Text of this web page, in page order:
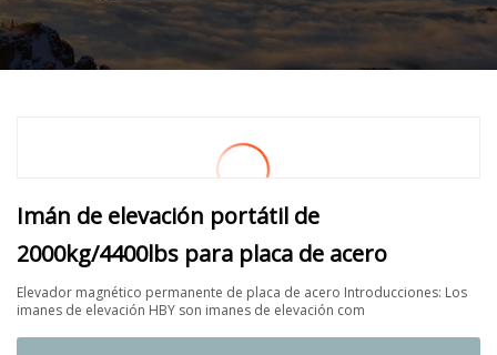
Imán de elevación portátil de
2000kg/4400lbs para placa de acero
Elevador magnético permanente de placa de acero Introducciones: Los
imanes de elevación HBY son imanes de elevación com